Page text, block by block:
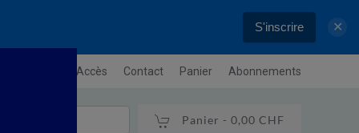
S'inscrire ✕
Plan / Accès Contact Panier Abonnements
Panier - 0,00 CHF